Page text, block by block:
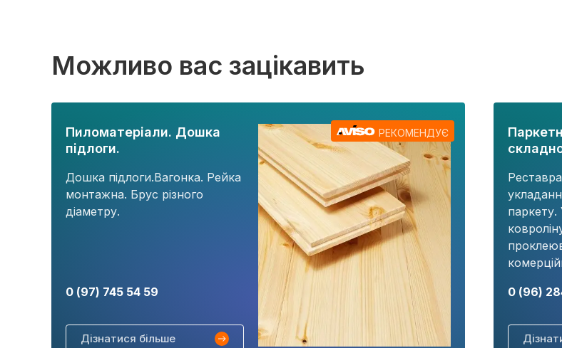
Можливо вас зацікавить
Пиломатеріали. Дошка
підлоги.
Дошка підлоги.Вагонка. Рейка
монтажна. Брус різного
діаметру.
0 (97) 745 54 59
Дізнатися більше
РЕКОМЕНДУЄ
паркету.
0 (96)